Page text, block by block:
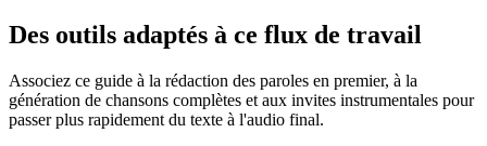
Des outils adaptés à ce flux de travail
Associez ce guide à la rédaction des paroles en premier, à la
génération de chansons complètes et aux invites instrumentales pour
passer plus rapidement du texte à l'audio final.